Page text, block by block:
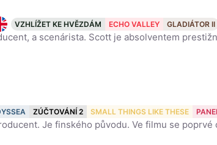
VZHLÍŽET KE HVĚZDÁM ECHO VALLEY GLADIÁTOR II
ZÚČTOVÁNÍ 2 SMALL THINGS LIKE THESE